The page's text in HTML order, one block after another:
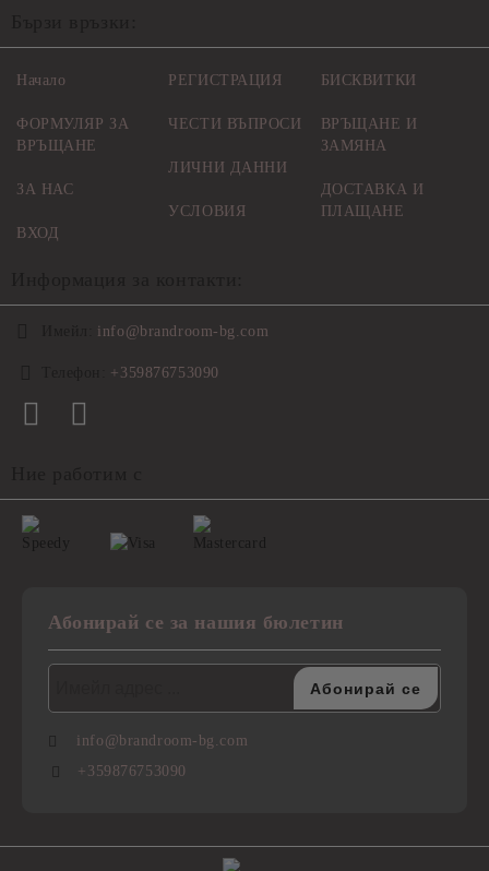
Начало
ФОРМУЛЯР ЗА
ВРЪЩАНЕ
ЗА НАС
ВХОД
РЕГИСТРАЦИЯ
ЧЕСТИ ВЪПРОСИ
ЛИЧНИ ДАННИ
УСЛОВИЯ
БИСКВИТКИ
ВРЪЩАНЕ И
ЗАМЯНА
ДОСТАВКА И
ПЛАЩАНЕ
info@brandroom-bg.com
+359876753090
Абонирай се за нашия бюлетин
info@brandroom-bg.com
+359876753090